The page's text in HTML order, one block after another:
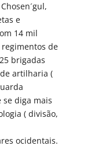
e
14 mil
regimentos de
brigadas
artilharia (
se diga mais
( divisão,
ocidentais.